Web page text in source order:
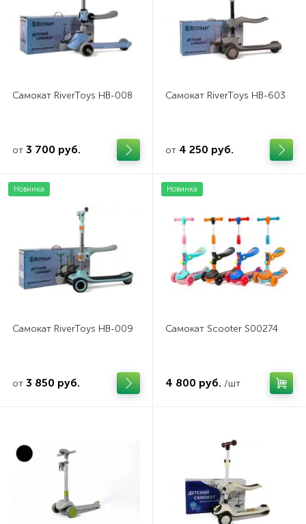
Самокат RiverToys HB-008
от 3 700 руб.
Самокат RiverToys HB-603
от 4 250 руб.
Новинка
Самокат RiverToys HB-009
от 3 850 руб.
Новинка
Самокат Scooter S00274
4 800 руб. /шт